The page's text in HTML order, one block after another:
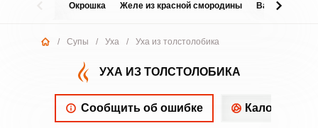
Окрошка Желе из красной смородины Варенье из
/ Супы / Уха / Уха из толстолобика
УХА ИЗ ТОЛСТОЛОБИКА
Сообщить об ошибке